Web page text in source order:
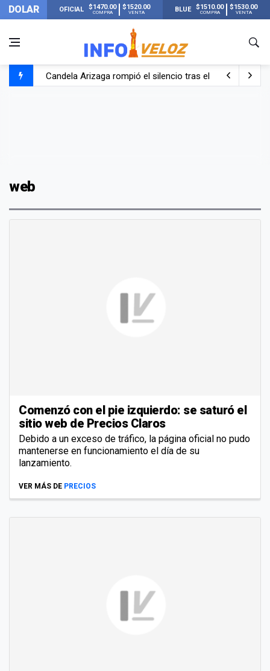
DOLAR OFICIAL $1470.00
COMPRA
$1520.00
VENTA BLUE $1510.00
COMPRA
$1530.00
VENTA
Candela Arizaga rompió el silencio tras el incidente con
web
Comenzó con el pie izquierdo: se saturó el
sitio web de Precios Claros
Debido a un exceso de tráfico, la página oficial no pudo
mantenerse en funcionamiento el día de su
lanzamiento.
VER MÁS DE PRECIOS